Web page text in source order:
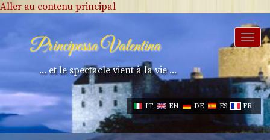
Aller au contenu principal
Principessa Valentina
... et le spectacle vient à la vie ...
IT EN DE ES FR